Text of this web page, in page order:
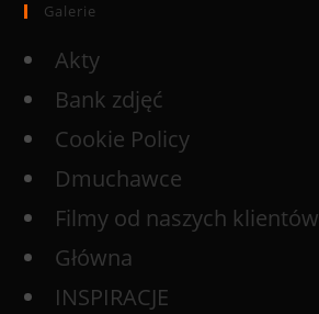
Galerie
Akty
Bank zdjęć
Cookie Policy
Dmuchawce
Filmy od naszych klientów
Główna
INSPIRACJE